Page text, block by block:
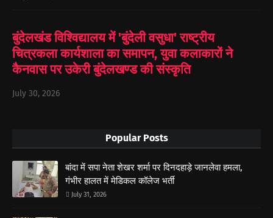
बुंदेलखंड विश्विद्यालय में 'बुंदेली वसुधा' राष्ट्रीय
चित्रकला कार्यशाला का समापन, युवा कलाकारों ने
कैनवास पर उकेरी बुंदेलखण्ड की संस्कृति
July 30, 2026
Popular Posts
बांदा में सपा नेता शेखर शर्मा पर दिनदहाड़े जानलेवा हमला,
गंभीर हालत में मेडिकल कॉलेज भर्ती
July 31, 2026